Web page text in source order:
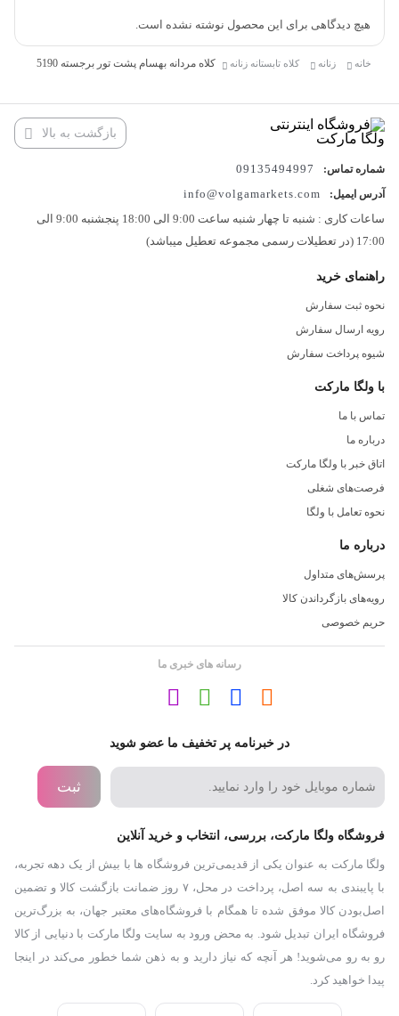
طوسی
تعداد در بسته
12
جنس
کتان
هیچ دیدگاهی برای این محصول نوشته نشده است.
خانه زنانه کلاه تابستانه زنانه کلاه مردانه بهسام پشت تور برجسته 5190
بازگشت به بالا
شماره تماس: 09135494997
آدرس ایمیل:
info@volgamarkets.com
ساعات کاری : شنبه تا چهار شنبه ساعت 9:00 الی 18:00 پنجشنبه 9:00 الی
17:00 (در تعطیلات رسمی مجموعه تعطیل میباشد)
راهنمای خرید
نحوه ثبت سفارش
رویه ارسال سفارش
شیوه پرداخت سفارش
با ولگا مارکت
تماس با ما
درباره ما
اتاق خبر با ولگا مارکت
فرصت‌های شغلی
نحوه تعامل با ولگا
درباره ما
پرسش‌های متداول
رویه‌های بازگرداندن کالا
حریم خصوصی
رسانه های خبری ما
در خبرنامه پر تخفیف ما عضو شوید
ثبت
فروشگاه ولگا مارکت، بررسی، انتخاب و خرید آنلاین
ولگا مارکت به عنوان یکی از قدیمی‌ترین فروشگاه ها با بیش از یک دهه تجربه،
با پایبندی به سه اصل، پرداخت در محل، ۷ روز ضمانت بازگشت کالا و تضمین
اصل‌بودن کالا موفق شده تا همگام با فروشگاه‌های معتبر جهان، به بزرگ‌ترین
فروشگاه ایران تبدیل شود. به محض ورود به سایت ولگا مارکت با دنیایی از کالا
رو به رو می‌شوید! هر آنچه که نیاز دارید و به ذهن شما خطور می‌کند در اینجا
پیدا خواهید کرد.